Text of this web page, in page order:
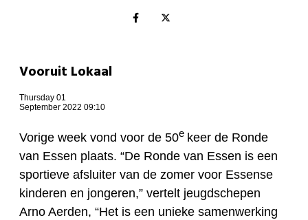
Consumentenbescherming
Kinderen en jongeren
Vooruit Lokaal
Thursday 01
September 2022 09:10
Vorige week vond voor de 50e keer de Ronde
van Essen plaats. “De Ronde van Essen is een
sportieve afsluiter van de zomer voor Essense
kinderen en jongeren,” vertelt jeugdschepen
Arno Aerden, “Het is een unieke samenwerking